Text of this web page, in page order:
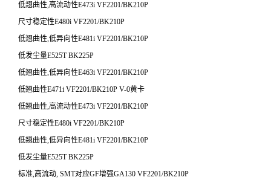
低翘曲性,高流动性E473i VF2201/BK210P
尺寸稳定性E480i VF2201/BK210P
低翘曲性,低异向性E481i VF2201/BK210P
低发尘量E525T BK225P
低翘曲性,低异向性E463i VF2201/BK210P
低翘曲性E471i VF2201/BK210P V-0黄卡
低翘曲性,高流动性E473i VF2201/BK210P
尺寸稳定性E480i VF2201/BK210P
低翘曲性,低异向性E481i VF2201/BK210P
低发尘量E525T BK225P
标准,高流动, SMT对应GF增强GA130 VF2201/BK210P